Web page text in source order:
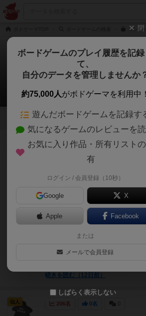
コンコ
コンコルディア
36件のレビュー
14 2 36
273名 充
Switchでプレイ。歴史の知
そもローマ帝国の属州って
だった。人物カードの使い
ゲームだと思うけど、どの
いいのかの判断にも迷いま
イすれば全てのカードを回
続きを読む（12日前）
仙人
206名 0名
仙人
ボードゲームのプレイ履歴を記録
て、
自分のデータを管理しませんか
約75,000人がボドゲーマを利用中！
遊んだボードゲームを記録す
気になるゲームのレビューを
お気に入り作品・所有リスト
有
ログイン / 会員登録（10秒）
Google X
Apple Facebook
または
メールで会員登録
しばらく表示しない